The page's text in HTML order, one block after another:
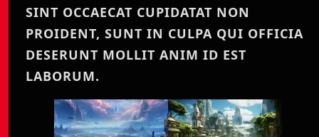
SINT OCCAECAT CUPIDATAT NON
PROIDENT, SUNT IN CULPA QUI OFFICIA
DESERUNT MOLLIT ANIM ID EST
LABORUM.